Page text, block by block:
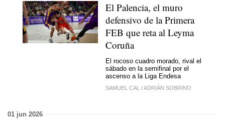
El Palencia, el muro
defensivo de la Primera
FEB que reta al Leyma
Coruña
El rocoso cuadro morado, rival el
sábado en la semifinal por el
ascenso a la Liga Endesa
SAMUEL CAL /ADRIÁN SOBRINO
01 jun 2026